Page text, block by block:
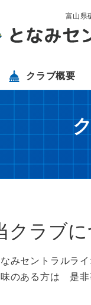
富山県
クラブ概要
クラブに
みセントラルラ
のある方は 是非